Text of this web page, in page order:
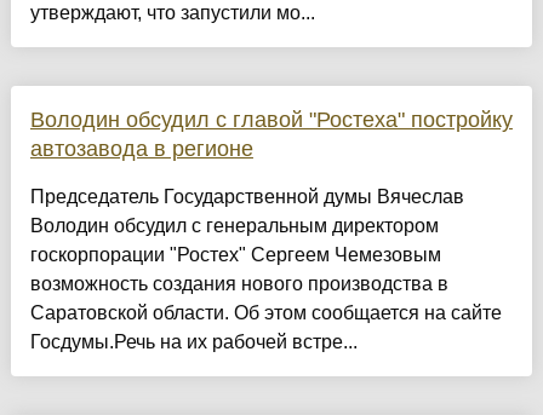
утверждают, что запустили мо...
Володин обсудил с главой "Ростеха" постройку
автозавода в регионе
Председатель Государственной думы Вячеслав
Володин обсудил с генеральным директором
госкорпорации "Ростех" Сергеем Чемезовым
возможность создания нового производства в
Саратовской области. Об этом сообщается на сайте
Госдумы.Речь на их рабочей встре...